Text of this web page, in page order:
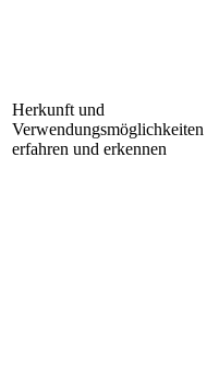
Herkunft und
Verwendungsmöglichkeiten
erfahren und erkennen